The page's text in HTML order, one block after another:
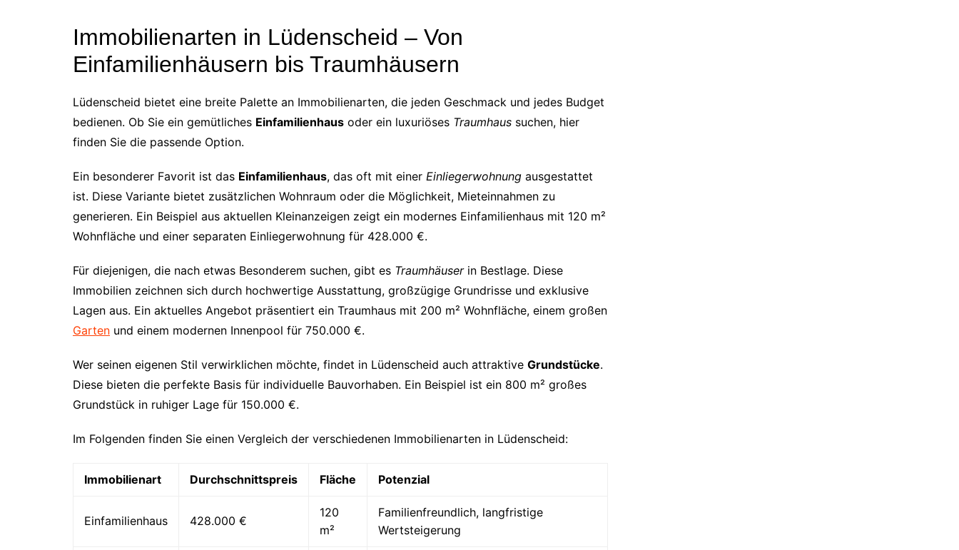
Immobilienarten in Lüdenscheid – Von
Einfamilienhäusern bis Traumhäusern
Lüdenscheid bietet eine breite Palette an Immobilienarten, die jeden Geschmack und jedes Budget
bedienen. Ob Sie ein gemütliches Einfamilienhaus oder ein luxuriöses Traumhaus suchen, hier
finden Sie die passende Option.
Ein besonderer Favorit ist das Einfamilienhaus, das oft mit einer Einliegerwohnung ausgestattet
ist. Diese Variante bietet zusätzlichen Wohnraum oder die Möglichkeit, Mieteinnahmen zu
generieren. Ein Beispiel aus aktuellen Kleinanzeigen zeigt ein modernes Einfamilienhaus mit 120 m²
Wohnfläche und einer separaten Einliegerwohnung für 428.000 €.
Für diejenigen, die nach etwas Besonderem suchen, gibt es Traumhäuserin Bestlage. Diese
Immobilien zeichnen sich durch hochwertige Ausstattung, großzügige Grundrisse und exklusive
Lagen aus. Ein aktuelles Angebot präsentiert ein Traumhaus mit 200 m² Wohnfläche, einem großen
Garten und einem modernen Innenpool für 750.000 €.
Wer seinen eigenen Stil verwirklichen möchte, findet in Lüdenscheid auch attraktive Grundstücke.
Diese bieten die perfekte Basis für individuelle Bauvorhaben. Ein Beispiel ist ein 800 m² großes
Grundstück in ruhiger Lage für 150.000 €.
Im Folgenden finden Sie einen Vergleich der verschiedenen Immobilienarten in Lüdenscheid:
Immobilienart Durchschnittspreis Fläche Potenzial
Einfamilienhaus 428.000 €
120
m²
Familienfreundlich, langfristige
Wertsteigerung